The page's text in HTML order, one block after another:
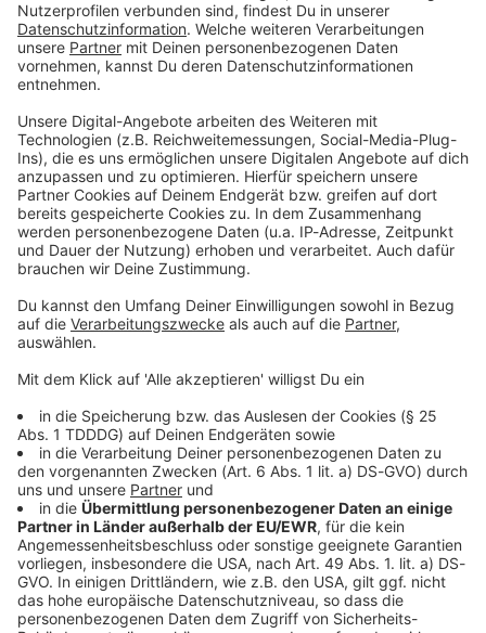
Du möchtest uns etwas sagen?
Studio Hotline
Kontaktformular
Sprachnachricht
© dpa-infocom, dpa:251029-930-222205/1
Bayern